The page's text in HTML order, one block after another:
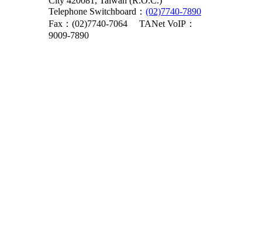
Telephone Switchboard： (02)7740-7890
Fax：(02)7740-7064
TANet VoIP：
9009-7890